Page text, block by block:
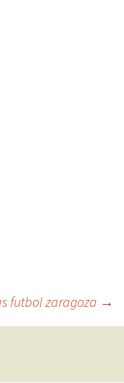
futbol zaragoza →